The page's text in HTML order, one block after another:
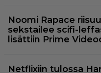
Noomi Rapace
sekstailee scifi-
lisättiin Prime
Netflixiin tulossa